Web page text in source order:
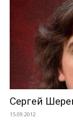
Сергей
15.09.2012